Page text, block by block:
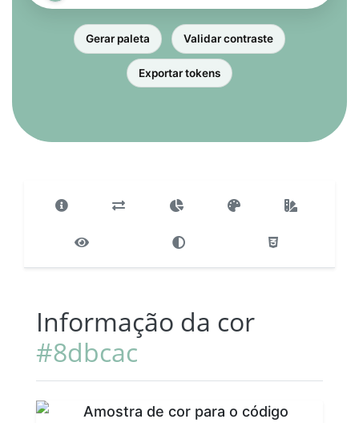
Gerar paleta Validar contraste
Exportar tokens
Informação da cor
#8dbcac